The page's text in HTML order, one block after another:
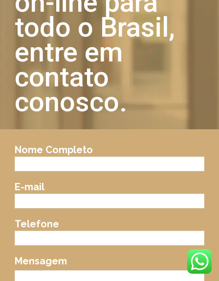
todo o Brasil,
entre em
contato
conosco.
Nome Completo
E-mail
Telefone
Mensagem